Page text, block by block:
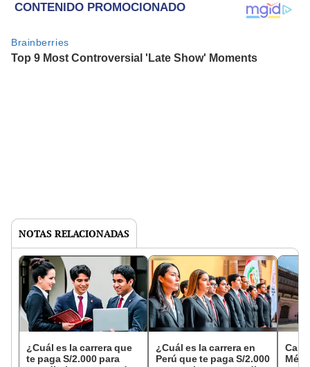
NOTAS RELACIONADAS
¿Cuál es la carrera que
te paga S/2.000 para
¿Cuál es la carrera en
Perú que te paga S/2.000